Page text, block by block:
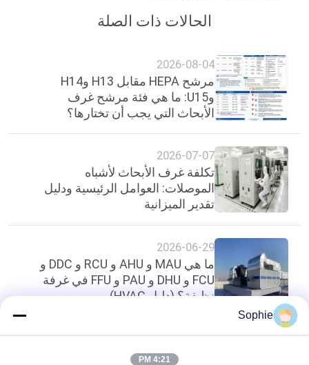
الحالات ذات الصلة
2026-08-04
مرشح HEPA مقابل H13 وH14
وU15: ما هي فئة مرشح غرف
الأبحاث التي يجب أن تختارها؟
2026-07-07
تكلفة غرف الأبحاث لأشباه
الموصلات: العوامل الرئيسية ودليل
تقدير الميزانية
2026-06-29
ما هي MAU و AHU و RCU و DDC و
FCU و DHU و PAU و FFU في غرفة
نظيفة؟ (دليل HVAC)
أعلى
Sophie
4:21 PM